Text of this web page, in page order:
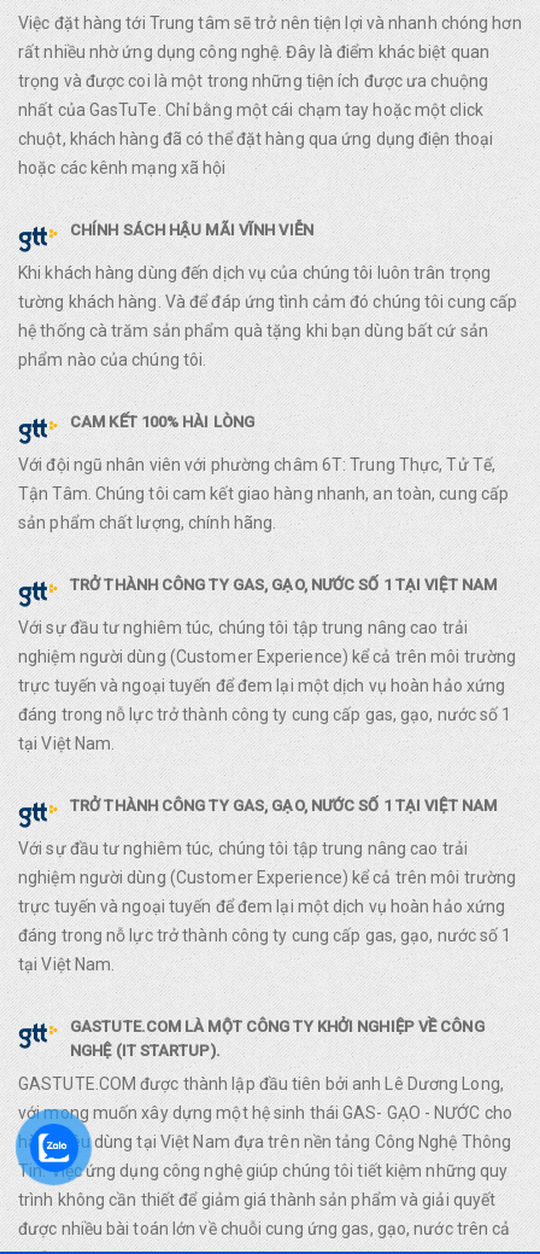
Việc đặt hàng tới Trung tâm sẽ trở nên tiện lợi và nhanh chóng hơn
rất nhiều nhờ ứng dụng công nghệ. Đây là điểm khác biệt quan
trọng và được coi là một trong những tiện ích được ưa chuộng
nhất của GasTuTe. Chỉ bằng một cái chạm tay hoặc một click
chuột, khách hàng đã có thể đặt hàng qua ứng dụng điện thoại
hoặc các kênh mạng xã hội
CHÍNH SÁCH HẬU MÃI VĨNH VIỄN
Khi khách hàng dùng đến dịch vụ của chúng tôi luôn trân trọng
tường khách hàng. Và để đáp ứng tình cảm đó chúng tôi cung cấp
hệ thống cà trăm sản phẩm quà tặng khi bạn dùng bất cứ sản
phẩm nào của chúng tôi.
CAM KẾT 100% HÀI LÒNG
Với đội ngũ nhân viên với phường châm 6T: Trung Thực, Tử Tế,
Tận Tâm. Chúng tôi cam kết giao hàng nhanh, an toàn, cung cấp
sản phẩm chất lượng, chính hãng.
TRỞ THÀNH CÔNG TY GAS, GẠO, NƯỚC SỐ 1 TẠI VIỆT NAM
Với sự đầu tư nghiêm túc, chúng tôi tập trung nâng cao trải
nghiệm người dùng (Customer Experience) kể cả trên môi trường
trực tuyến và ngoại tuyến để đem lại một dịch vụ hoàn hảo xứng
đáng trong nỗ lực trở thành công ty cung cấp gas, gạo, nước số 1
tại Việt Nam.
TRỞ THÀNH CÔNG TY GAS, GẠO, NƯỚC SỐ 1 TẠI VIỆT NAM
Với sự đầu tư nghiêm túc, chúng tôi tập trung nâng cao trải
nghiệm người dùng (Customer Experience) kể cả trên môi trường
trực tuyến và ngoại tuyến để đem lại một dịch vụ hoàn hảo xứng
đáng trong nỗ lực trở thành công ty cung cấp gas, gạo, nước số 1
tại Việt Nam.
GASTUTE.COM LÀ MỘT CÔNG TY KHỞI NGHIỆP VỀ CÔNG
NGHỆ (IT STARTUP).
GASTUTE.COM được thành lập đầu tiên bởi anh Lê Dương Long,
với mong muốn xây dựng một hệ sinh thái GAS- GẠO - NƯỚC cho
hàng tiêu dùng tại Việt Nam đựa trên nền tảng Công Nghệ Thông
Tin. Việc ứng dụng công nghệ giúp chúng tôi tiết kiệm những quy
trình không cần thiết để giảm giá thành sản phẩm và giải quyết
được nhiều bài toán lớn về chuỗi cung ứng gas, gạo, nước trên cả